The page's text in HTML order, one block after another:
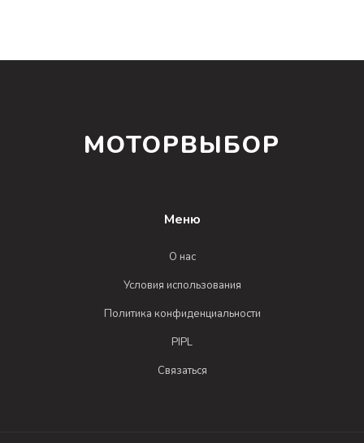
МОТОРВЫБОР
Меню
О нас
Условия использования
Политика конфиденциальности
PIPL
Связаться